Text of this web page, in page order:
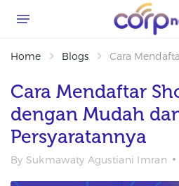
Home Blogs Cara
Cara Mendaftar
dengan Mudah
Persyaratannya
By Sukmawaty Agustiani Imran